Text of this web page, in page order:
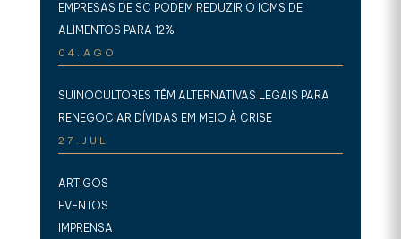
EMPRESAS DE SC PODEM REDUZIR O ICMS DE
ALIMENTOS PARA 12%
04.AGO
SUINOCULTORES TÊM ALTERNATIVAS LEGAIS PARA
RENEGOCIAR DÍVIDAS EM MEIO À CRISE
27.JUL
ARTIGOS
EVENTOS
IMPRENSA